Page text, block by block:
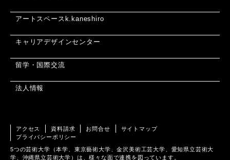
アートスペースk.kaneshiro
キャリアデザインセンター
留学・国際交流
法人情報
アクセス 資料請求 お問合せ
サイトマップ
プライバシーポリシー
5つの芸術大学（本学、東京藝術大学、金沢美術工芸大学、愛知県立芸術大
学、沖縄県立芸術大学）は、様々な面で連携を図っています。